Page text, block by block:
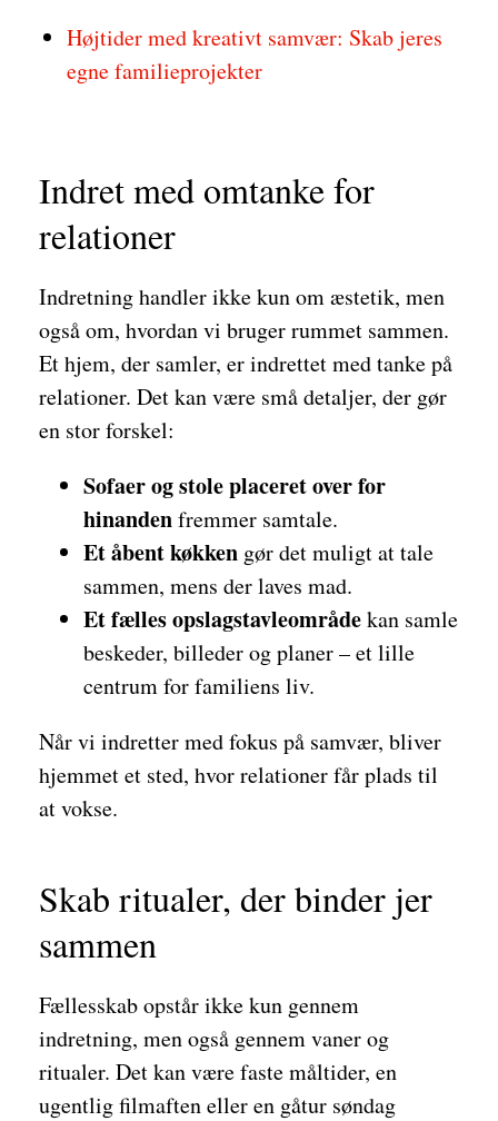
Højtider med kreativt samvær: Skab jeres
egne familieprojekter
Indret med omtanke for
relationer
Indretning handler ikke kun om æstetik, men
også om, hvordan vi bruger rummet sammen.
Et hjem, der samler, er indrettet med tanke på
relationer. Det kan være små detaljer, der gør
en stor forskel:
Sofaer og stole placeret over for
hinandenfremmer samtale.
Et åbent køkken gør det muligt at tale
sammen, mens der laves mad.
Et fælles opslagstavleområdekan samle
beskeder, billeder og planer – et lille
centrum for familiens liv.
Når vi indretter med fokus på samvær, bliver
hjemmet et sted, hvor relationer får plads til
at vokse.
Skab ritualer, der binder jer
sammen
Fællesskab opstår ikke kun gennem
indretning, men også gennem vaner og
ritualer. Det kan være faste måltider, en
ugentlig filmaften eller en gåtur søndag